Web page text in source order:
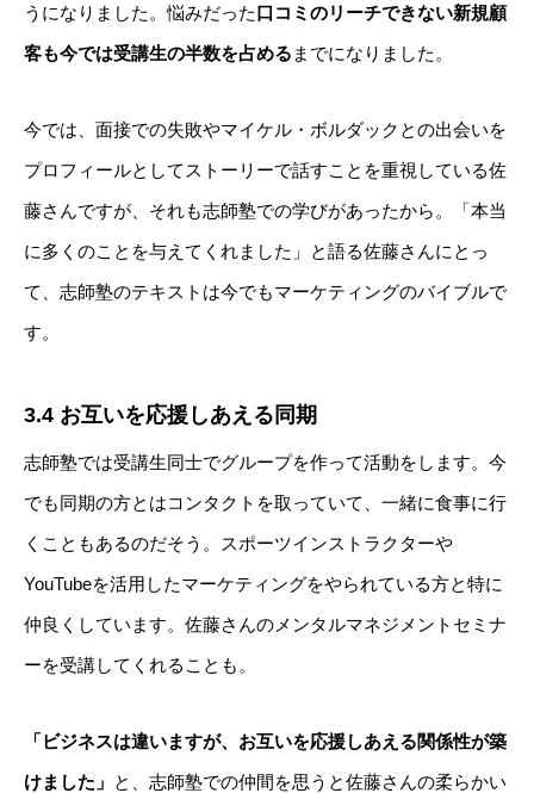
うになりました。悩みだった口コミのリーチできない新規顧
客も今では受講生の半数を占める までになりました。
今では、面接での失敗やマイケル・ボルダックとの出会いを
プロフィールとしてストーリーで話すことを重視している佐
藤さんですが、それも志師塾での学びがあったから。「本当
に多くのことを与えてくれました」と語る佐藤さんにとっ
て、志師塾のテキストは今でもマーケティングのバイブルで
す。
3.4 お互いを応援しあえる同期
志師塾では受講生同士でグループを作って活動をします。今
でも同期の方とはコンタクトを取っていて、一緒に食事に行
くこともあるのだそう。スポーツインストラクターや
YouTubeを活用したマーケティングをやられている方と特に
仲良くしています。佐藤さんのメンタルマネジメントセミナ
ーを受講してくれることも。
「ビジネスは違いますが、お互いを応援しあえる関係性が築
けました」 と、志師塾での仲間を思うと佐藤さんの柔らかい